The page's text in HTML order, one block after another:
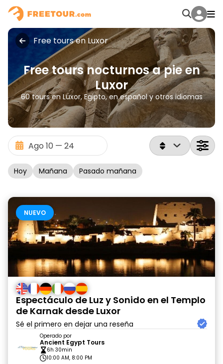
Free tours en Luxor
Free tours nocturnos a pie en
Luxor
60 tours en Luxor, Egipto, en español y otros idiomas
Hoy Mañana Pasado mañana
NUEVO
Espectáculo de Luz y Sonido en el Templo
de Karnak desde Luxor
Sé el primero en dejar una reseña
Operado por
Ancient Egypt Tours
6h 30min
10:00 AM, 8:00 PM